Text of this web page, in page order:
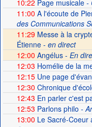
10:22 Page musicale-
11:00 A l'écoute de
des Communications
11:29 Messe à la
Étienne - en direct
12:00 Angélus - En
12:03 Homélie de la
12:15Une page
12:30 Chronique
12:43 En parler c'est
12:53 Parlons philo -
13:00 Le Sacré-Coeur